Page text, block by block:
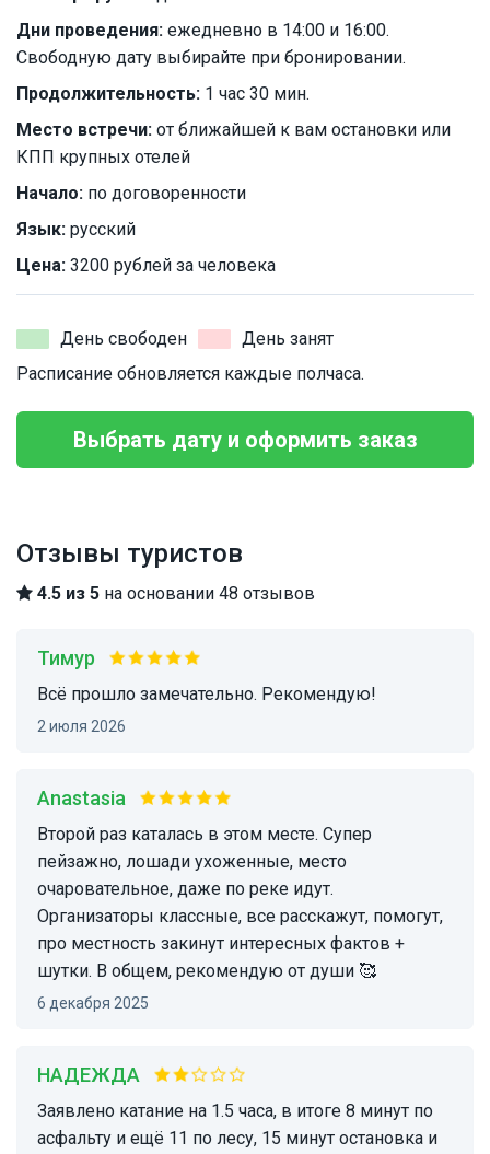
Дни проведения: ежедневно в 14:00 и 16:00.
Свободную дату выбирайте при бронировании.
Продолжительность: 1 час 30 мин.
Место встречи: от ближайшей к вам остановки или
КПП крупных отелей
Начало: по договоренности
Язык: русский
Цена: 3200 рублей за человека
День свободен
День занят
Расписание обновляется каждые полчаса.
Выбрать дату и оформить заказ
Отзывы туристов
4.5 из 5 на основании 48 отзывов
Тимур
Всё прошло замечательно. Рекомендую!
2 июля 2026
Anastasia
Второй раз каталась в этом месте. Супер
пейзажно, лошади ухоженные, место
очаровательное, даже по реке идут.
Организаторы классные, все расскажут, помогут,
про местность закинут интересных фактов +
шутки. В общем, рекомендую от души 🥰
6 декабря 2025
НАДЕЖДА
Заявлено катание на 1.5 часа, в итоге 8 минут по
асфальту и ещё 11 по лесу, 15 минут остановка и